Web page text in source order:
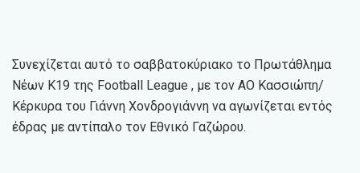
Συνεχίζεται αυτό το σαββατοκύριακο το Πρωτάθλημα
Νέων Κ19 της Football League , με τον ΑΟ Κασσιώπη/
Κέρκυρα του Γιάννη Χονδρογιάννη να αγωνίζεται εντός
έδρας με αντίπαλο τον Εθνικό Γαζώρου.